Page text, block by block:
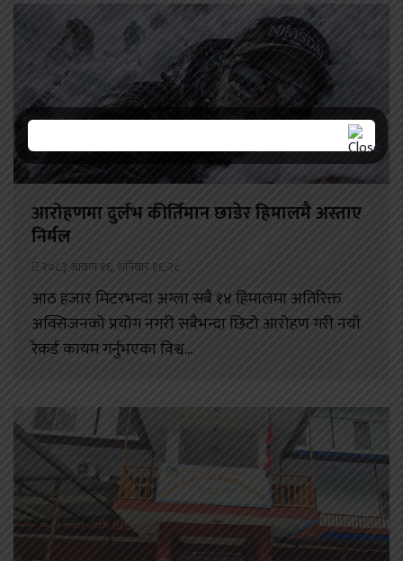
आरोहणमा दुर्लभ कीर्तिमान छाडेर हिमालमै अस्ताए
निर्मल
२०८३ श्रावण १६, शनिबार १६:२८
आठ हजार मिटरभन्दा अग्ला सबै १४ हिमालमा अतिरिक्त
अक्सिजनको प्रयोग नगरी सबैभन्दा छिटो आरोहण गरी नयाँ
रेकर्ड कायम गर्नुभएका विश्व...